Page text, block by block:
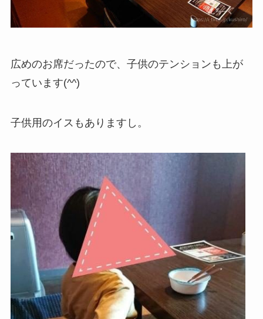
広めのお席だったので、子供のテンションも上が
っています(^^)
子供用のイスもありますし。